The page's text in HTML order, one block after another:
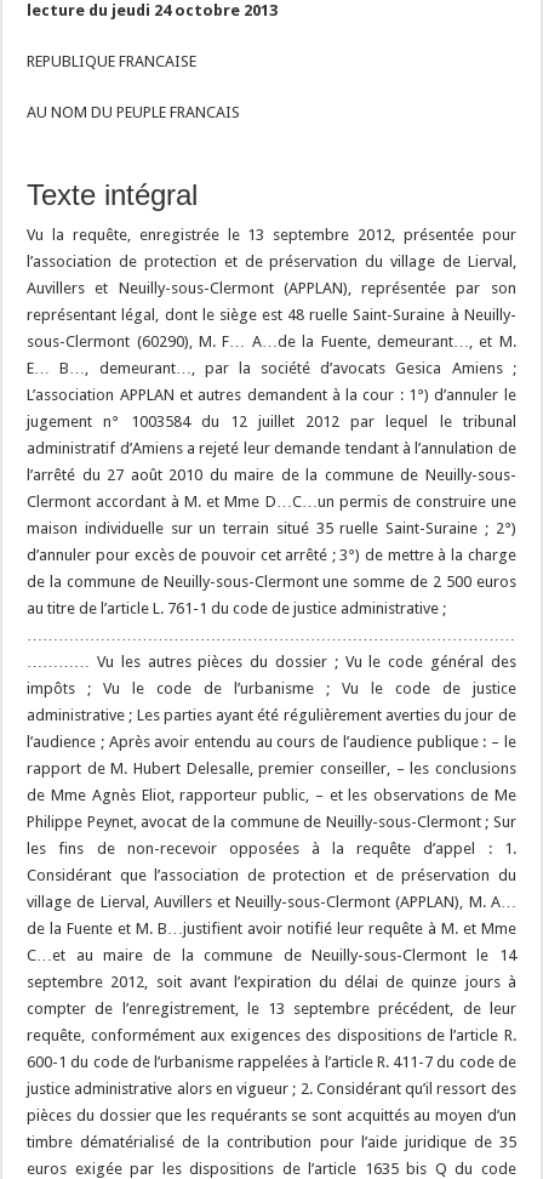
lecture du jeudi 24 octobre 2013
REPUBLIQUE FRANCAISE
AU NOM DU PEUPLE FRANCAIS
Texte intégral
Vu la requête, enregistrée le 13 septembre 2012, présentée pour
l’association de protection et de préservation du village de Lierval,
Auvillers et Neuilly-sous-Clermont (APPLAN), représentée par son
représentant légal, dont le siège est 48 ruelle Saint-Suraine à Neuilly-
sous-Clermont (60290), M. F… A…de la Fuente, demeurant…, et M.
E… B…, demeurant…, par la société d’avocats Gesica Amiens ;
L’association APPLAN et autres demandent à la cour : 1°) d’annuler le
jugement n° 1003584 du 12 juillet 2012 par lequel le tribunal
administratif d’Amiens a rejeté leur demande tendant à l’annulation de
l’arrêté du 27 août 2010 du maire de la commune de Neuilly-sous-
Clermont accordant à M. et Mme D…C…un permis de construire une
maison individuelle sur un terrain situé 35 ruelle Saint-Suraine ; 2°)
d’annuler pour excès de pouvoir cet arrêté ; 3°) de mettre à la charge
de la commune de Neuilly-sous-Clermont une somme de 2 500 euros
au titre de l’article L. 761-1 du code de justice administrative ;
…………………………………………………………………………………
………… Vu les autres pièces du dossier ; Vu le code général des
impôts ; Vu le code de l’urbanisme ; Vu le code de justice
administrative ; Les parties ayant été régulièrement averties du jour de
l’audience ; Après avoir entendu au cours de l’audience publique : – le
rapport de M. Hubert Delesalle, premier conseiller, – les conclusions
de Mme Agnès Eliot, rapporteur public, – et les observations de Me
Philippe Peynet, avocat de la commune de Neuilly-sous-Clermont ; Sur
les fins de non-recevoir opposées à la requête d’appel : 1.
Considérant que l’association de protection et de préservation du
village de Lierval, Auvillers et Neuilly-sous-Clermont (APPLAN), M. A…
de la Fuente et M. B…justifient avoir notifié leur requête à M. et Mme
C…et au maire de la commune de Neuilly-sous-Clermont le 14
septembre 2012, soit avant l’expiration du délai de quinze jours à
compter de l’enregistrement, le 13 septembre précédent, de leur
requête, conformément aux exigences des dispositions de l’article R.
600-1 du code de l’urbanisme rappelées à l’article R. 411-7 du code de
justice administrative alors en vigueur ; 2. Considérant qu’il ressort des
pièces du dossier que les requérants se sont acquittés au moyen d’un
timbre dématérialisé de la contribution pour l’aide juridique de 35
euros exigée par les dispositions de l’article 1635 bis Q du code